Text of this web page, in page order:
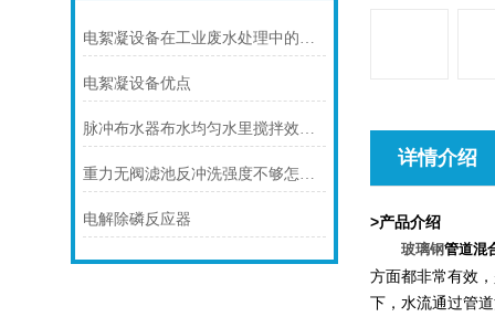
电絮凝设备在工业废水处理中的应用前景
电絮凝设备优点
脉冲布水器布水均匀水里搅拌效果好
重力无阀滤池反冲洗强度不够怎么办？
电解除磷反应器
详情介绍
>产品介绍
玻璃钢管道混
方面都非常有效
下，水流通过管